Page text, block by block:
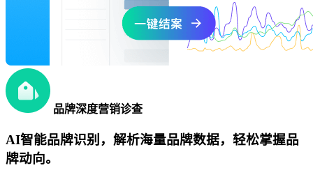
品牌深度营销诊查
AI智能品牌识别，解析海量品牌数据，轻松掌握品
牌动向。